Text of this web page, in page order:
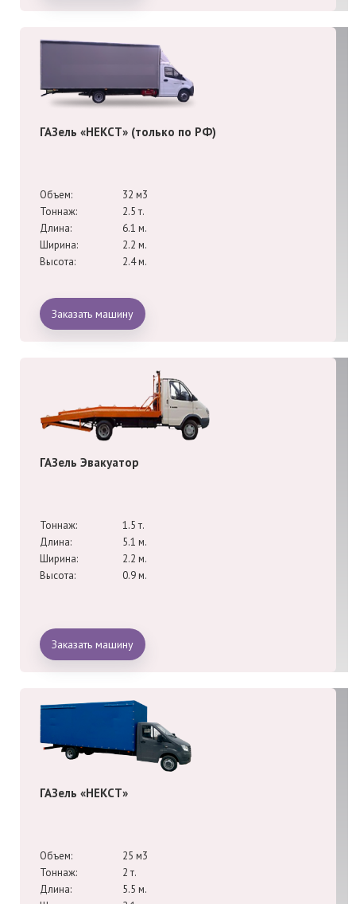
ГАЗель «НЕКСТ» (только по РФ)
Объем:
32 м3
Тоннаж:
2.5 т.
Длина:
6.1 м.
Ширина:
2.2 м.
Высота:
2.4 м.
Заказать машину
ГАЗель Эвакуатор
Тоннаж:
1.5 т.
Длина:
5.1 м.
Ширина:
2.2 м.
Высота:
0.9 м.
Заказать машину
ГАЗель «НЕКСТ»
Объем:
25 м3
Тоннаж:
2 т.
Длина:
5.5 м.